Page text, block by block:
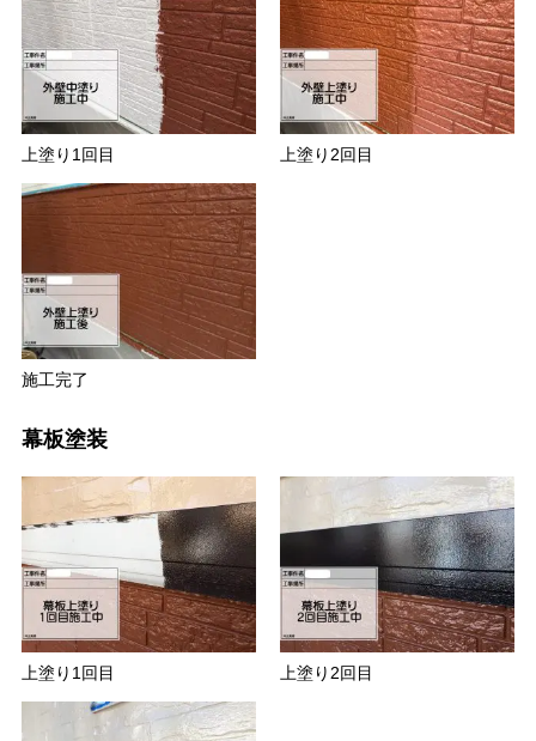
上塗り1回目 上塗り2回目
施工完了
幕板塗装
上塗り1回目 上塗り2回目